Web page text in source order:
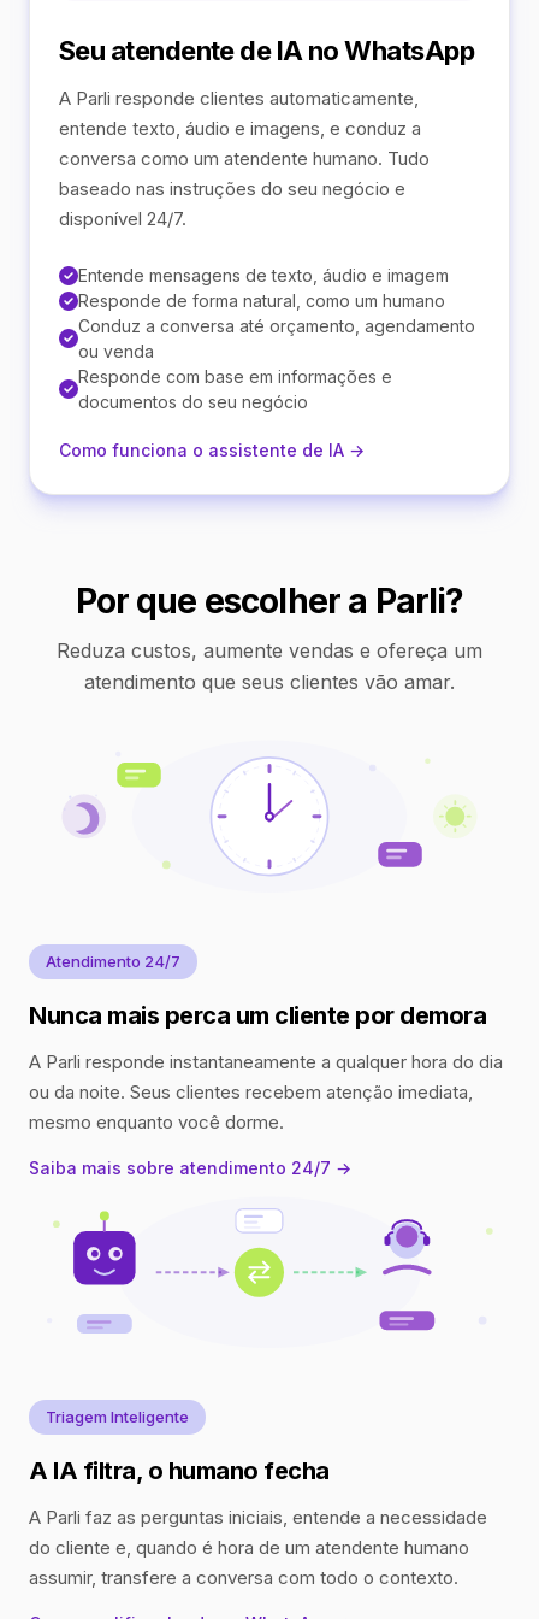
Seu atendente de IA no WhatsApp
A Parli responde clientes automaticamente,
entende texto, áudio e imagens, e conduz a
conversa como um atendente humano. Tudo
baseado nas instruções do seu negócio e
disponível 24/7.
Entende mensagens de texto, áudio e imagem
Responde de forma natural, como um humano
Conduz a conversa até orçamento, agendamento
ou venda
Responde com base em informações e
documentos do seu negócio
Como funciona o assistente de IA →
Por que escolher a Parli?
Reduza custos, aumente vendas e ofereça um
atendimento que seus clientes vão amar.
Atendimento 24/7
Nunca mais perca um cliente por demora
A Parli responde instantaneamente a qualquer hora do dia
ou da noite. Seus clientes recebem atenção imediata,
mesmo enquanto você dorme.
Saiba mais sobre atendimento 24/7 →
Triagem Inteligente
A IA filtra, o humano fecha
A Parli faz as perguntas iniciais, entende a necessidade
do cliente e, quando é hora de um atendente humano
assumir, transfere a conversa com todo o contexto.